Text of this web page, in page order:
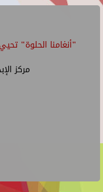
"أنغامنا الحلوة"
مركز